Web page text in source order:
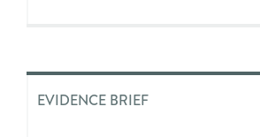
EVIDENCE BRIEF